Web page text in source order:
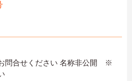
問合せください 名称非公開 ※